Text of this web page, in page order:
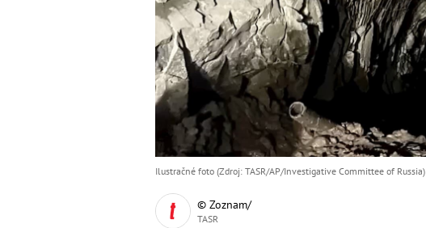
Ilustračné foto (Zdroj: TASR/AP/Investigative Committee of Russia)
© Zoznam/
TASR